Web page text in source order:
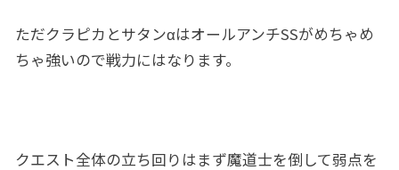
ただクラピカとサタンαはオールアンチSSがめちゃめ
ちゃ強いので戦力にはなります。
クエスト全体の立ち回りはまず魔道士を倒して弱点を